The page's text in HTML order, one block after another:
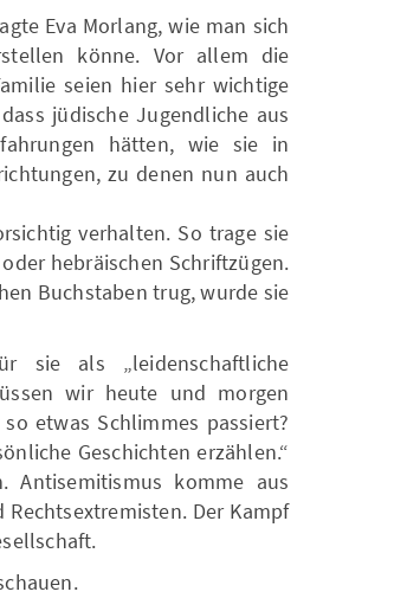
Eva Morlang, wie man sich
könne. Vor allem die
seien hier sehr wichtige
jüdische Jugendliche aus
hätten, wie sie in
zu denen nun auch
verhalten. So trage sie
hebräischen Schriftzügen.
Buchstaben trug, wurde sie
sie als „leidenschaftliche
wir heute und morgen
etwas Schlimmes passiert?
Geschichten erzählen.“
komme aus
Der Kampf